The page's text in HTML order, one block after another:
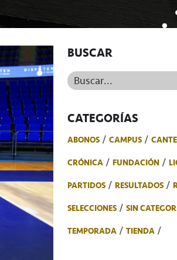
BUSCAR
Buscar...
CATEGORÍAS
ABONOS CAMPUS
CRÓNICA
FUNDACIÓN
PARTIDOS
RESULTADOS
SELECCIONES
SIN
TEMPORADA
TIENDA